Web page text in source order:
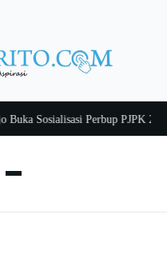
Sosialisasi Perbup PJPK